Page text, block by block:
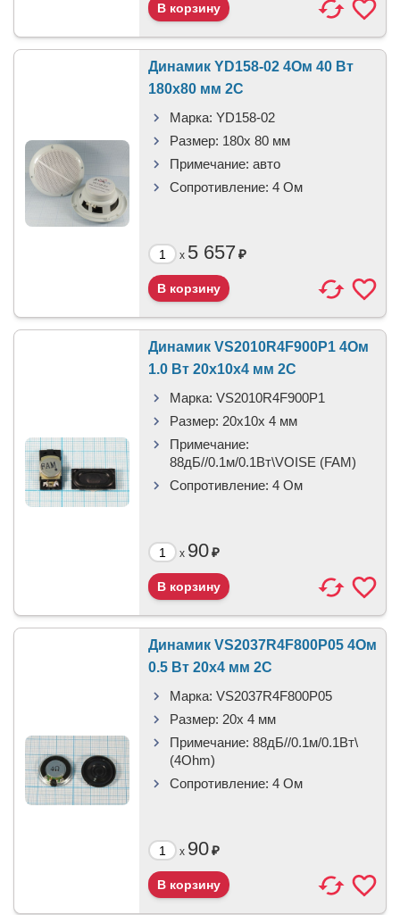
Динамик YD158-02 4Ом 40 Вт
180x80 мм 2C
Марка: YD158-02
Размер: 180x 80 мм
Примечание: авто
Сопротивление: 4 Ом
x 5 657₽
Динамик VS2010R4F900P1 4Ом
1.0 Вт 20x10x4 мм 2C
Марка: VS2010R4F900P1
Размер: 20x10x 4 мм
Примечание:
88дБ//0.1м/0.1Вт\VOISE (FAM)
Сопротивление: 4 Ом
x 90₽
Динамик VS2037R4F800P05 4Ом
0.5 Вт 20x4 мм 2C
Марка: VS2037R4F800P05
Размер: 20x 4 мм
Примечание: 88дБ//0.1м/0.1Вт\
(4Ohm)
Сопротивление: 4 Ом
x 90₽